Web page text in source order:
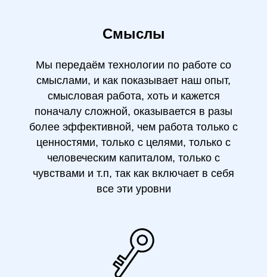
Смыслы
Мы передаём технологии по работе со
смыслами, и как показывает наш опыт,
смысловая работа, хоть и кажется
поначалу сложной, оказывается в разы
более эффективной, чем работа только с
ценностями, только с целями, только с
человеческим капиталом, только с
чувствами и т.п, так как включает в себя
все эти уровни